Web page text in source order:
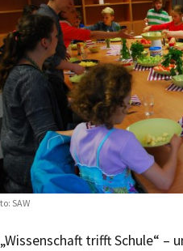
SAW
„Wissenschaft trifft Schule“ –